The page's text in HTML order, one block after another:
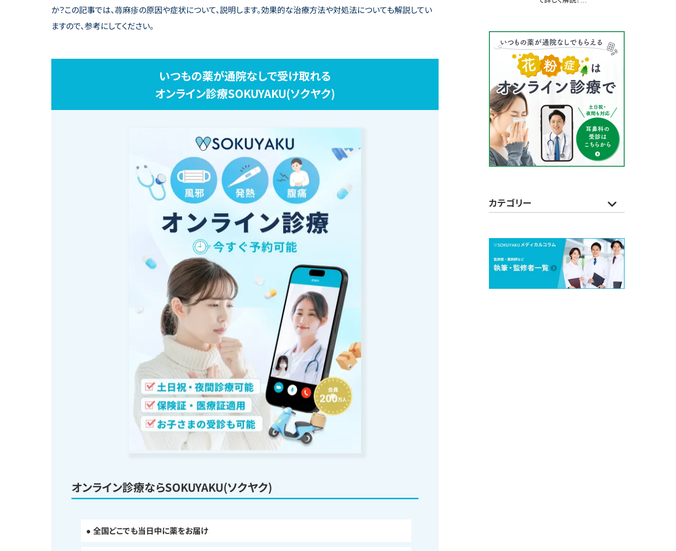
か？この記事では、蕁麻疹の原因や症状について、説明します。効果的な治療方法や対処法についても解説してい
ますので、参考にしてください。
いつもの薬が通院なしで受け取れる
オンライン診療SOKUYAKU(ソクヤク)
オンライン診療ならSOKUYAKU(ソクヤク)
● 全国どこでも当日中に薬をお届け
カテゴリー